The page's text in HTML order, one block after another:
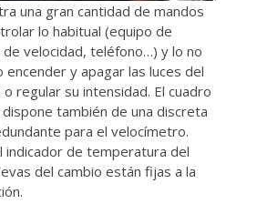
una gran cantidad de mandos
lo habitual (equipo de
velocidad, teléfono…) y lo no
encender y apagar las luces del
regular su intensidad. El cuadro
también de una discreta
para el velocímetro.
indicador de temperatura del
del cambio están fijas a la